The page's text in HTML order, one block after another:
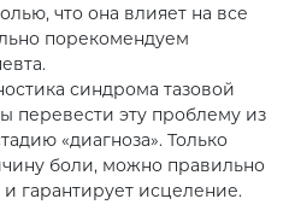
что она влияет на все
порекомендуем
синдрома тазовой
перевести эту проблему из
«диагноза». Только
боли, можно правильно
гарантирует исцеление.